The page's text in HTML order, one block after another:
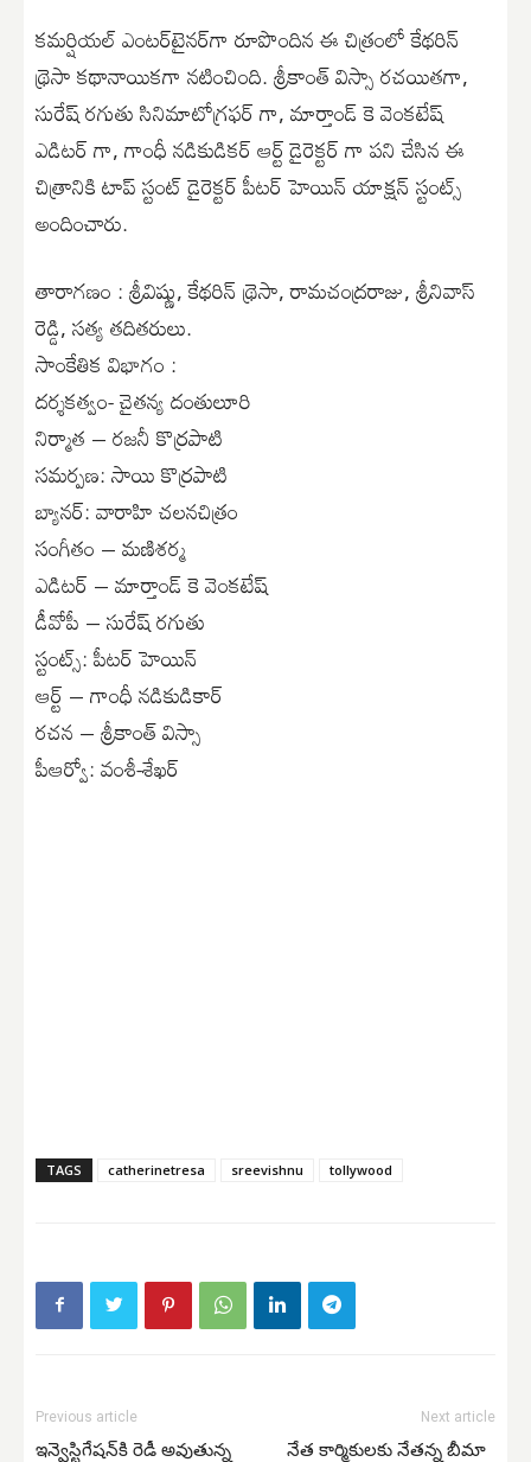
కమర్షియల్‌ ఎంటర్‌టైనర్‌గా రూపొందిన ఈ చిత్రంలో కేథ‌రిన్
థ్రెసా కథానాయికగా నటించింది. శ్రీకాంత్ విస్సా రచయితగా,
సురేష్ రగుతు సినిమాటోగ్రఫర్ గా, మార్తాండ్ కె వెంకటేష్
ఎడిటర్ గా, గాంధీ నడికుడికర్ ఆర్ట్ డైరెక్టర్ గా పని చేసిన ఈ
చిత్రానికి టాప్ స్టంట్ డైరెక్టర్ పీటర్ హెయిన్ యాక్షన్ స్టంట్స్
అందించారు.
తారాగణం : శ్రీవిష్ణు, కేథ‌రిన్ థ్రెసా, రామచంద్రరాజు, శ్రీనివాస్
రెడ్డి, సత్య తదితరులు.
సాంకేతిక విభాగం :
దర్శకత్వం- చైతన్య దంతులూరి
నిర్మాత – రజనీ కొర్రపాటి
సమర్పణ: సాయి కొర్రపాటి
బ్యానర్: వారాహి చలనచిత్రం
సంగీతం – మణిశర్మ
ఎడిటర్ – మార్తాండ్ కె వెంకటేష్
డీవోపీ – సురేష్ రగుతు
స్టంట్స్: పీటర్ హెయిన్
ఆర్ట్ – గాంధీ నడికుడికార్
రచన – శ్రీకాంత్ విస్సా
పీఆర్వో: వంశీ-శేఖర్
TAGS catherinetresa sreevishnu tollywood
Previous article
ఇన్వెస్టిగేషన్‌కి రెడీ అవుతున్న
Next article
నేత కార్మికులకు నేతన్న బీమా